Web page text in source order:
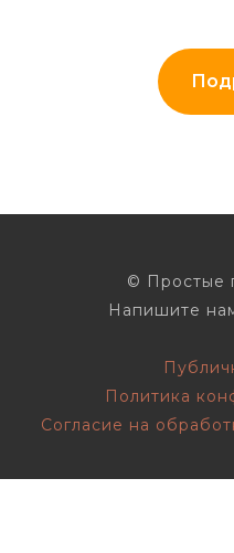
© Простые
Напишите
Политика
Согласие на